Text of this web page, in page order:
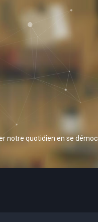
notre quotidien en se